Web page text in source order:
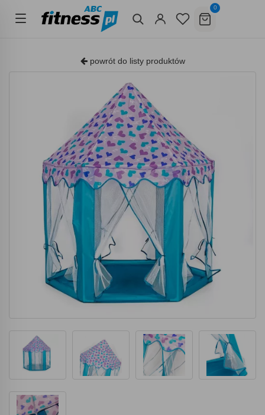
0
powrót do listy produktów